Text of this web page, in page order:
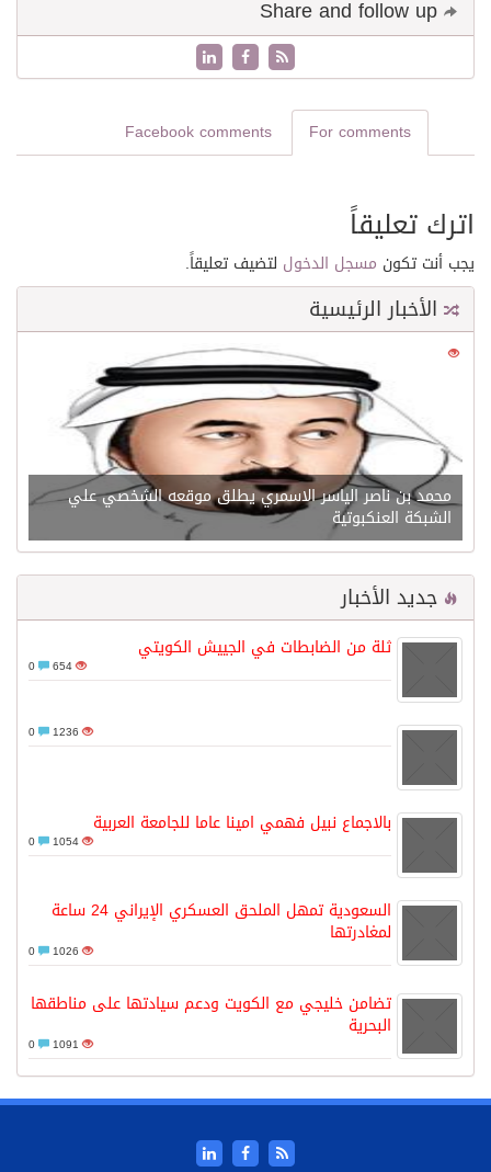
For comments
Facebook comments
اترك تعليقاً
يجب أنت تكون مسجل الدخول لتضيف تعليقاً.
الأخبار الرئيسية
21643
محمد بن ناصر الياسر الاسمري يطلق موقعه الشخصي علي
الشبكة العنكبوتية
جديد الأخبار
ثلة من الضابطات في الجييش الكويتي
654
1236
بالاجماع نبيل فهمي امينا عاما للجامعة العربية
1054
السعودية تمهل الملحق العسكري الإيراني 24 ساعة
لمغادرتها
1026
تضامن خليجي مع الكويت ودعم سيادتها على مناطقها
البحرية
1091